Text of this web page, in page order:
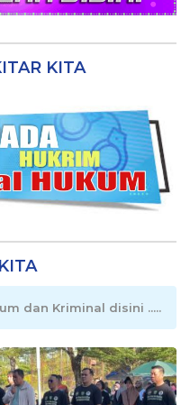
KITA
dan Kriminal disini .....